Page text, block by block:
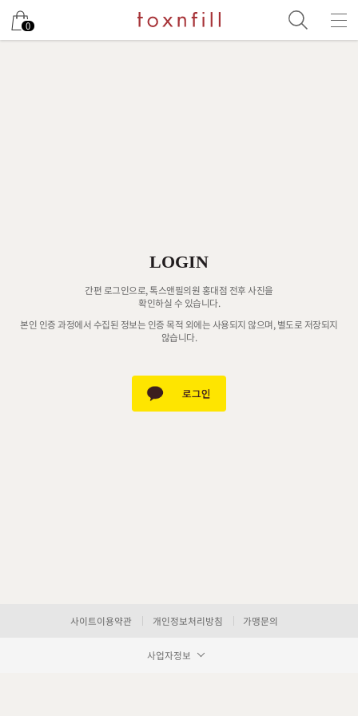
0
LOGIN
간편 로그인으로, 톡스앤필의원 홍대점 전후 사진을
확인하실 수 있습니다.
본인 인증 과정에서 수집된 정보는 인증 목적 외에는 사용되지 않으며, 별도로 저장되지
않습니다.
사이트이용약관 개인정보처리방침 가맹문의
사업자정보